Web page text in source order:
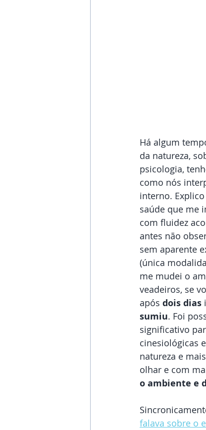
Há algum
da natureza,
psicologia,
como nós
interno.
saúde que me
com fluidez
antes não
sem aparente
(única
me mudei o
veadeiros, se
após dois dias
sumiu. Foi
significativo
cinesiológicas
natureza e
olhar e com
o ambiente e
falava sobre o